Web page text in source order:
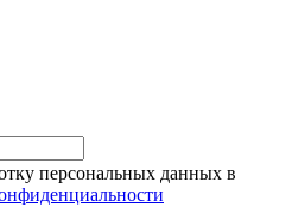
персональных данных в